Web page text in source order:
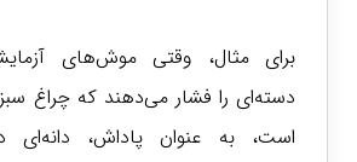
برای مثال، وقتی موش‌های
دسته‌ای را فشار می‌دهند که چراغ
است، به عنوان پاداش، دانه‌ای